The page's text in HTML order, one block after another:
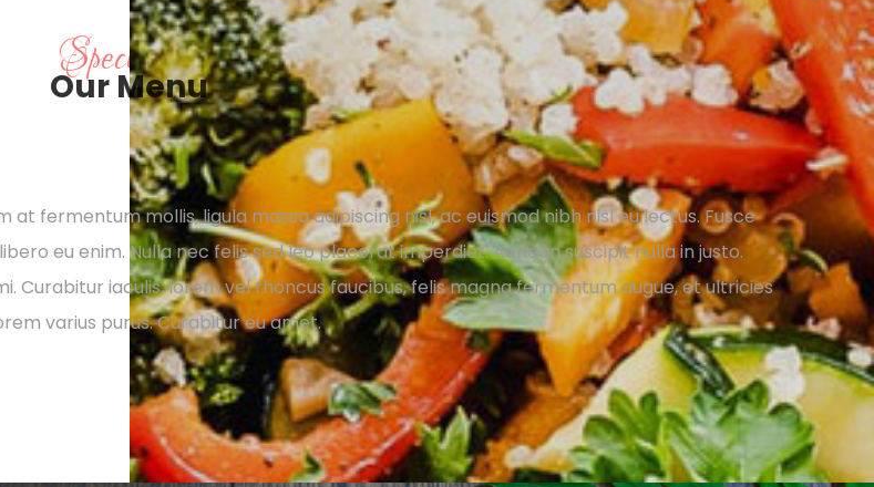
Specialties
Our Menu
fermentum mollis, ligula massa adipiscing nisl, ac euismod nibh nisl eu lectus. Fusce
eu enim. Nulla nec felis sed leo placerat imperdiet. Aenean suscipit nulla in justo.
Curabitur iaculis, lorem vel rhoncus faucibus, felis magna fermentum augue, et ultricies
varius purus. Curabitur eu amet.